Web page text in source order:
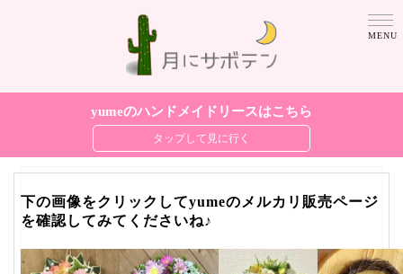
yumeのハンドメイドリースはこちら
下の画像をクリックしてyumeのメルカリ販売ページ
を確認してみてくださいね♪